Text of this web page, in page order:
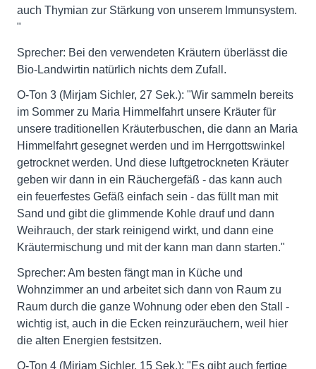
auch Thymian zur Stärkung von unserem Immunsystem.
"
Sprecher: Bei den verwendeten Kräutern überlässt die
Bio-Landwirtin natürlich nichts dem Zufall.
O-Ton 3 (Mirjam Sichler, 27 Sek.): "Wir sammeln bereits
im Sommer zu Maria Himmelfahrt unsere Kräuter für
unsere traditionellen Kräuterbuschen, die dann an Maria
Himmelfahrt gesegnet werden und im Herrgottswinkel
getrocknet werden. Und diese luftgetrockneten Kräuter
geben wir dann in ein Räuchergefäß - das kann auch
ein feuerfestes Gefäß einfach sein - das füllt man mit
Sand und gibt die glimmende Kohle drauf und dann
Weihrauch, der stark reinigend wirkt, und dann eine
Kräutermischung und mit der kann man dann starten."
Sprecher: Am besten fängt man in Küche und
Wohnzimmer an und arbeitet sich dann von Raum zu
Raum durch die ganze Wohnung oder eben den Stall -
wichtig ist, auch in die Ecken reinzuräuchern, weil hier
die alten Energien festsitzen.
O-Ton 4 (Mirjam Sichler, 15 Sek.): "Es gibt auch fertige